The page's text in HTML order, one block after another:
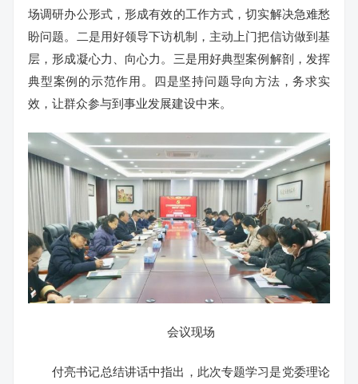
场调研办公形式，形成有效的工作方式，切实解决急难愁
盼问题。二是用好领导下访机制，主动上门把信访做到基
层，形成凝心力、向心力。三是用好典型案例解剖，发挥
典型案例的示范作用。四是坚持问题导向方法，务求实
效，让群众参与到事业发展建设中来。
会议现场
付亮书记总结讲话中指出，此次专题学习是党委理论